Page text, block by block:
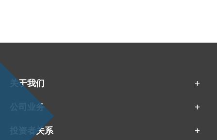
关于我们
公司业务
投资者关系